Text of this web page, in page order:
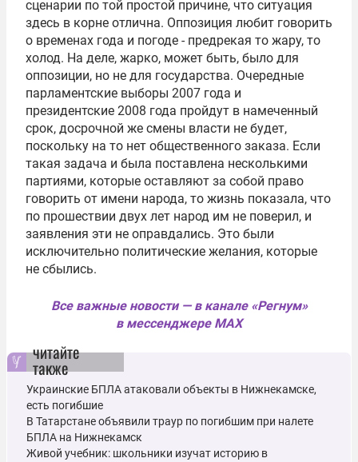
сценарии по той простой причине, что ситуация
здесь в корне отлична. Оппозиция любит говорить
о временах года и погоде - предрекая то жару, то
холод. На деле, жарко, может быть, было для
оппозиции, но не для государства. Очередные
парламентские выборы 2007 года и
президентские 2008 года пройдут в намеченный
срок, досрочной же смены власти не будет,
поскольку на то нет общественного заказа. Если
такая задача и была поставлена несколькими
партиями, которые оставляют за собой право
говорить от имени народа, то жизнь показала, что
по прошествии двух лет народ им не поверил, и
заявления эти не оправдались. Это были
исключительно политические желания, которые
не сбылись.
Все важные новости — в канале «Регнум»
в мессенджере MAX
читайте
также
Украинские БПЛА атаковали объекты в Нижнекамске,
есть погибшие
В Татарстане объявили траур по погибшим при налете
БПЛА на Нижнекамск
Живой учебник: школьники изучат историю в